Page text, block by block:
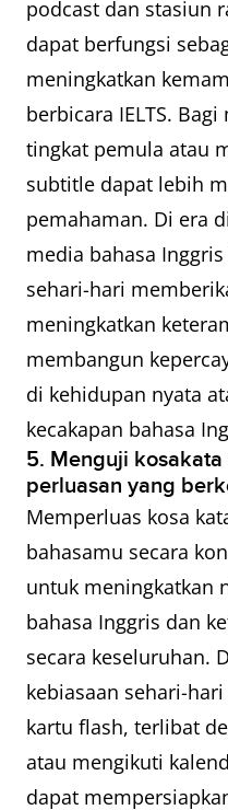
podcast dan stasiun
dapat berfungsi
meningkatkan
berbicara IELTS.
tingkat pemula atau
subtitle dapat lebih
pemahaman. Di era
media bahasa
sehari-hari
meningkatkan
membangun
di kehidupan nyata
kecakapan bahasa
5. Menguji
perluasan yang
Memperluas kosa
bahasamu secara
untuk meningkatkan
bahasa Inggris dan
secara keseluruhan.
kebiasaan sehari-
kartu flash, terlibat
atau mengikuti
dapat